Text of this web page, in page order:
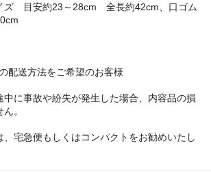
ズ 目安約23～28cm 全長約42cm、口ゴム
配送方法をご希望のお客様
中に事故や紛失が発生した場合、内容品の損
。
、宅急便もしくはコンパクトをお勧めいたし